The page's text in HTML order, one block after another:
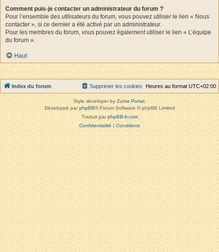
Comment puis-je contacter un administrateur du forum ?
Pour l’ensemble des utilisateurs du forum, vous pouvez utiliser le lien « Nous
contacter », si ce dernier a été activé par un administrateur.
Pour les membres du forum, vous pouvez également utiliser le lien « L’équipe
du forum ».
Haut
Index du forum Heures au format UTC+02:00
Supprimer les cookies
Style developer byZuma Portal,
Développé parphpBB® Forum Software © phpBB Limited
Traduit parphpBB-fr.com
Confidentialité|Conditions